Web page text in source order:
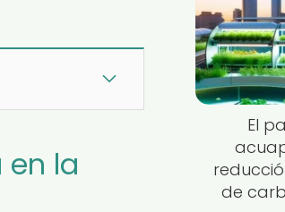
la
El
de